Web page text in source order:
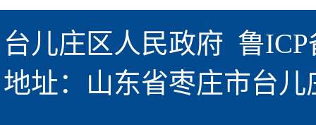
台儿庄区人民政府 鲁ICP
地址：山东省枣庄市台儿